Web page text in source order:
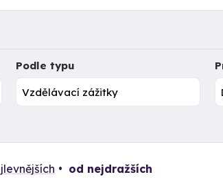
Podle typu
od nejdražších